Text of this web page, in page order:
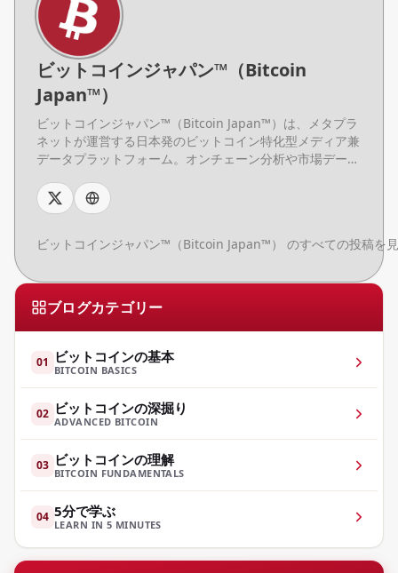
ビットコインジャパン™（Bitcoin
Japan™）
ビットコインジャパン™（Bitcoin Japan™）は、メタプラ
ネットが運営する日本発のビットコイン特化型メディア兼
データプラットフォーム。オンチェーン分析や市場デー
ロまで幅広い読者に向けて、ビットコインデータの理解と
活用を支援する。
ビットコインジャパン™（Bitcoin Japan™） のすべての投稿を
ブログカテゴリー
01 ビットコインの基本
BITCOIN BASICS
02 ビットコインの深掘り
ADVANCED BITCOIN
03 ビットコインの理解
BITCOIN FUNDAMENTALS
04 5分で学ぶ
LEARN IN 5 MINUTES